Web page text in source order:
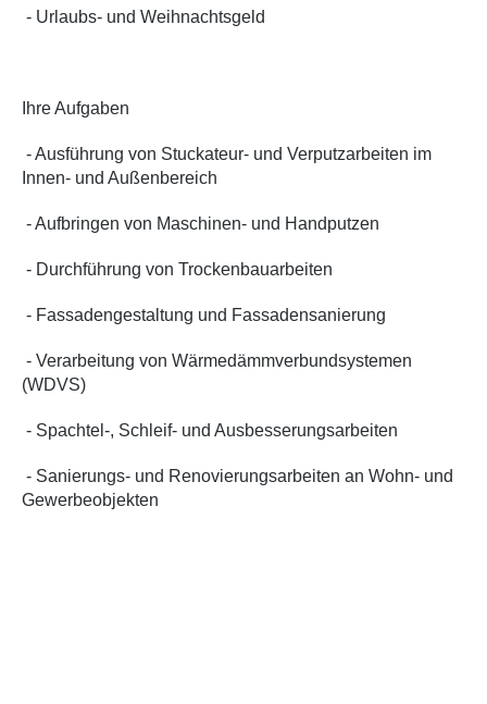
- Urlaubs- und Weihnachtsgeld
Ihre Aufgaben
- Ausführung von Stuckateur- und Verputzarbeiten im
Innen- und Außenbereich
- Aufbringen von Maschinen- und Handputzen
- Durchführung von Trockenbauarbeiten
- Fassadengestaltung und Fassadensanierung
- Verarbeitung von Wärmedämmverbundsystemen
(WDVS)
- Spachtel-, Schleif- und Ausbesserungsarbeiten
- Sanierungs- und Renovierungsarbeiten an Wohn- und
Gewerbeobjekten